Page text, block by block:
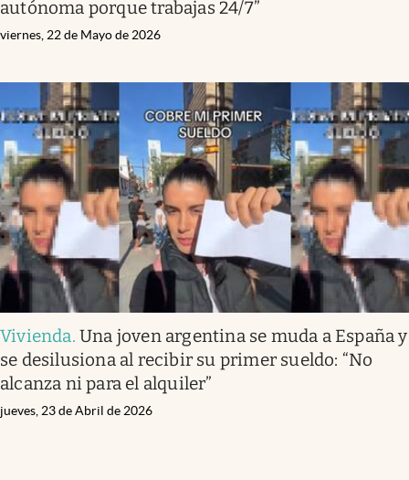
autónoma porque trabajas 24/7”
viernes, 22 de Mayo de 2026
Vivienda.Una joven argentina se muda a España y
se desilusiona al recibir su primer sueldo: “No
alcanza ni para el alquiler”
jueves, 23 de Abril de 2026